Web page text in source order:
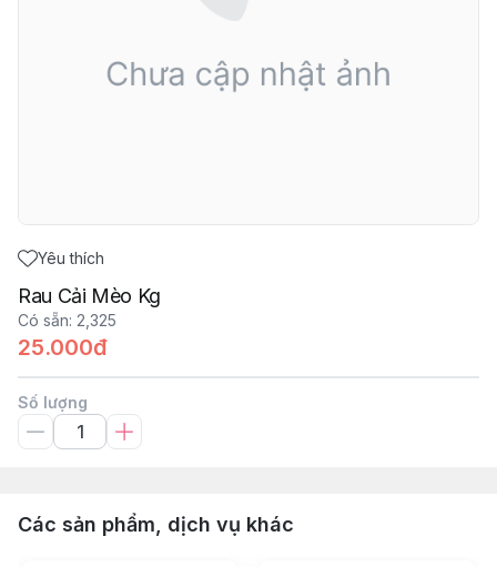
Yêu thích
Rau Cải Mèo Kg
Có sẵn: 2,325
25.000đ
Số lượng
Các sản phẩm, dịch vụ khác